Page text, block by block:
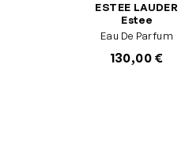
ESTEE LAUDER
Estee
Eau De Parfum
130,00 €